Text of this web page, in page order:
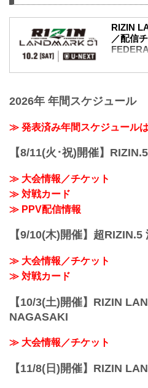
大会概要
名称
Yogibo
日時
2021年9
終了予定
※試合内
ご了承く
会場
JR京浜東
RIZIN
／配信
日時
※開始時
す。
主催
スペシャ
原京平
2026年 年間スケジュール
≫ 発表済み年間スケジュール
【8/11(火･祝)開催】
≫ 大会情報／チケット
≫ 対戦カード
≫ PPV配信情報
【9/10(木)開催】超RIZIN.5
≫ 大会情報／チケット
≫ 対戦カード
【10/3(土)開催】RIZIN
NAGASAKI
≫ 大会情報／チケット
【11/8(日)開催】RIZIN